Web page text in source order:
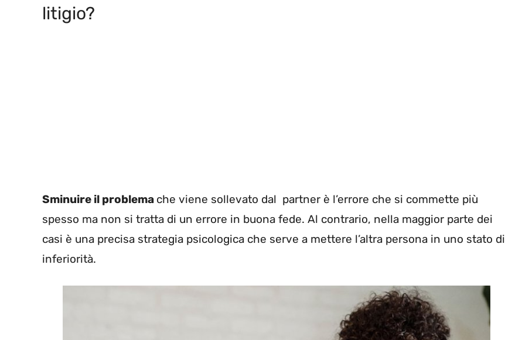
litigio?
Sminuire il problema che viene sollevato dal partner è l’errore che si commette più
spesso ma non si tratta di un errore in buona fede. Al contrario, nella maggior parte dei
casi è una precisa strategia psicologica che serve a mettere l’altra persona in uno stato di
inferiorità.